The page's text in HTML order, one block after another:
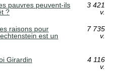
pauvres peuvent-ils
?
3 421
v.
raisons pour
est un
7 735
v.
Girardin
4 116
v.